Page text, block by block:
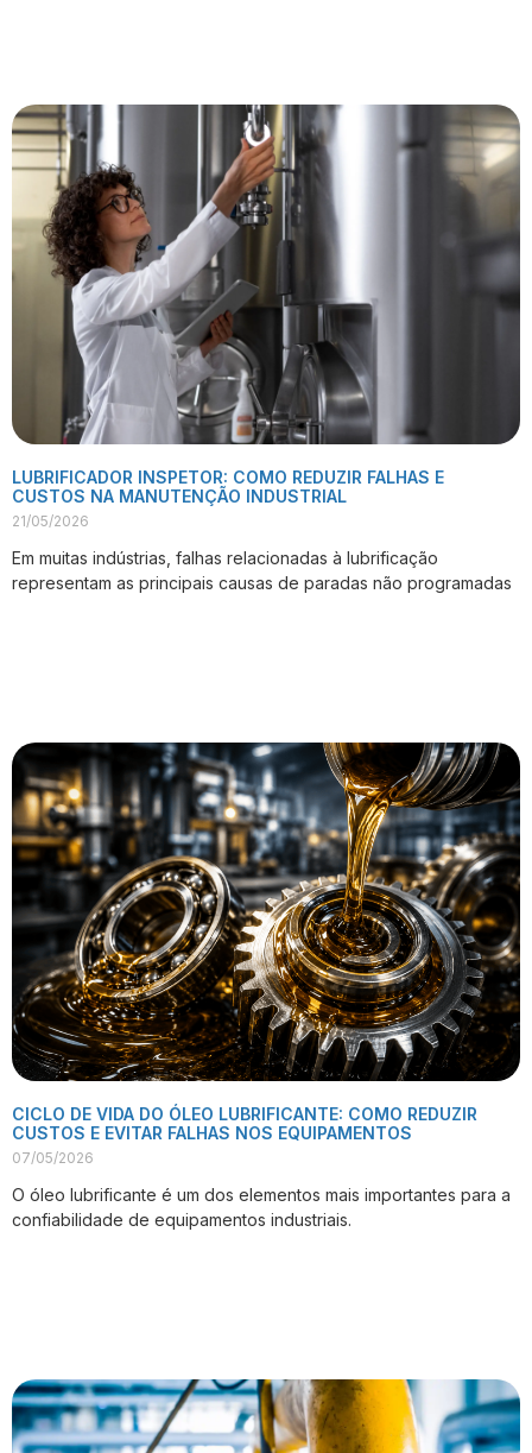
LUBRIFICADOR INSPETOR: COMO REDUZIR FALHAS E
CUSTOS NA MANUTENÇÃO INDUSTRIAL
21/05/2026
Em muitas indústrias, falhas relacionadas à lubrificação
representam as principais causas de paradas não programadas
CICLO DE VIDA DO ÓLEO LUBRIFICANTE: COMO REDUZIR
CUSTOS E EVITAR FALHAS NOS EQUIPAMENTOS
07/05/2026
O óleo lubrificante é um dos elementos mais importantes para a
confiabilidade de equipamentos industriais.